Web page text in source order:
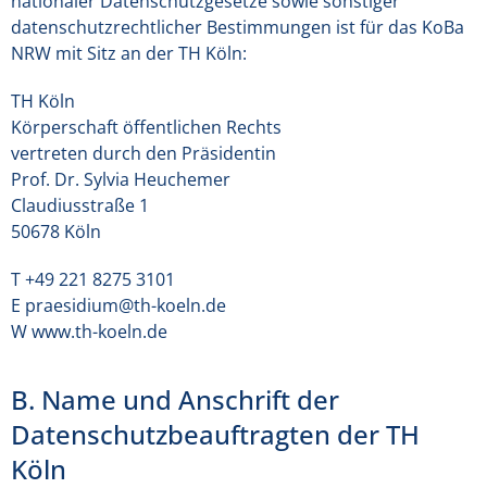
datenschutzrechtlicher Bestimmungen ist für das KoBa
NRW mit Sitz an der TH Köln:
TH Köln
Körperschaft öffentlichen Rechts
vertreten durch den Präsidentin
Prof. Dr. Sylvia Heuchemer
Claudiusstraße 1
50678 Köln
T +49 221 8275 3101
E praesidium@th-koeln.de
W www.th-koeln.de
B. Name und Anschrift der
Datenschutzbeauftragten der TH
Köln